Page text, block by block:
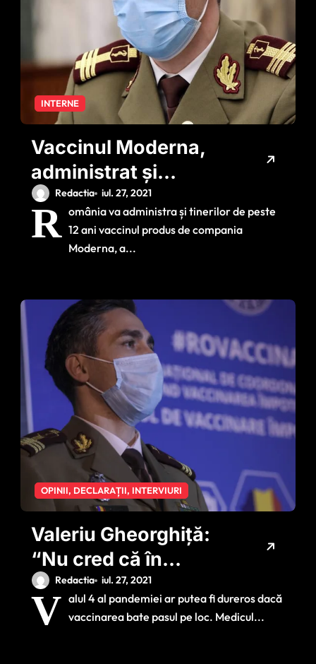
INTERNE
Vaccinul Moderna,
administrat și
copiilor de peste 12
ani. Anunțul lui
Gheorghiță
Redactia iul. 27, 2021
R omânia va administra și tinerilor de peste
12 ani vaccinul produs de compania
Moderna, a...
OPINII, DECLARAȚII, INTERVIURI
Valeriu Gheorghiţă:
“Nu cred că în
România se va
ajunge la
obligativitatea
Redactia iul. 27, 2021
V alul 4 al pandemiei ar putea fi dureros dacă
vaccinarea bate pasul pe loc. Medicul...